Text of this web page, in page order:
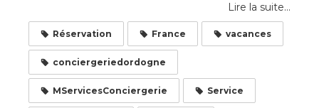
Lire la suite...
Réservation France vacances
conciergeriedordogne
MServicesConciergerie Service